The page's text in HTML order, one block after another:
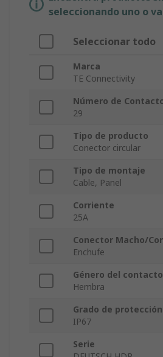
seleccionando uno o
Seleccionar todo
Marca
TE Connectivity
Número de
29
Tipo de producto
Conector circular
Tipo de montaje
Cable, Panel
Corriente
25A
Conector Macho/
Enchufe
Género del contacto
Hembra
Grado de
IP67
Serie